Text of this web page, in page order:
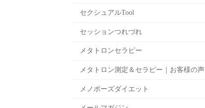
セクシュアルTool
セッションつれづれ
メタトロンセラピー
メタトロン測定＆セラピー｜お客様の声
メノポーズダイエット